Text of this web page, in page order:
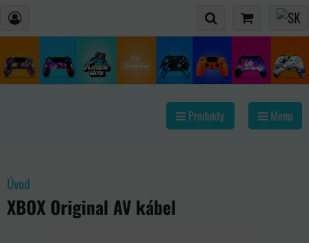
Produkty Menu
Úvod
XBOX Original AV kábel